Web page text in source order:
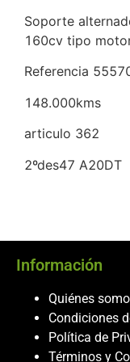
Soporte
160cv tipo
Referencia
148.000kms
articulo 362
2ºdes47 A20DT
Información
Quiénes
Condiciones
Política de
Términos y